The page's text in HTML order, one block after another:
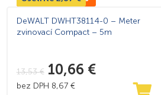
DeWALT DWHT38114-0 – Meter
zvinovací Compact – 5m
13,53€ 10,66 €
bez DPH 8,67 €